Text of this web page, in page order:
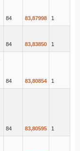
84 83,87998 1
84 83,83850 1
84 83,80854 1
84 83,80595 1